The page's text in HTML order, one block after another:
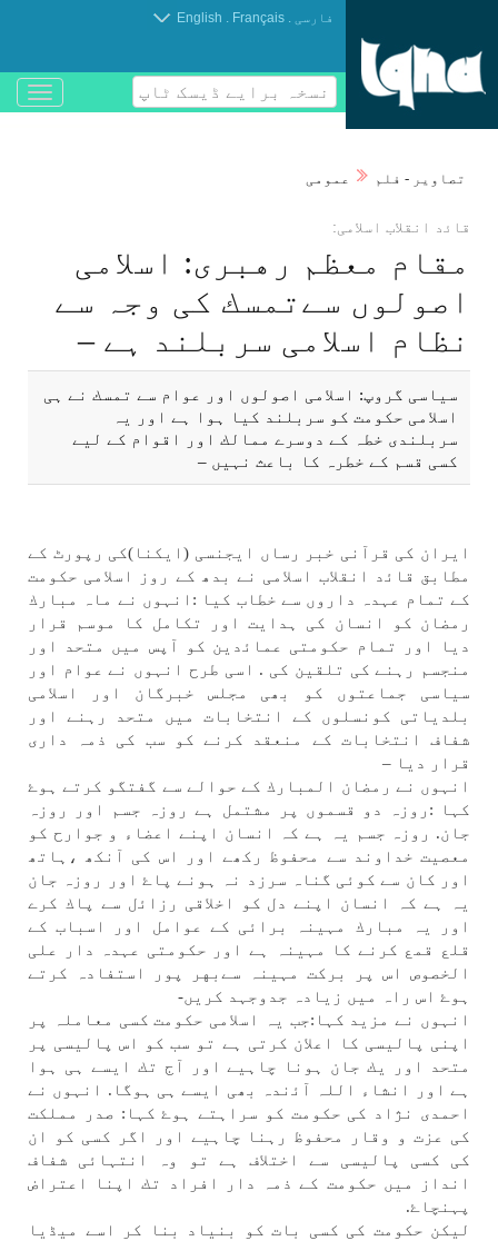
فارسی .
Français
.
English
نسخہ برایے ڈیسک ٹاپ
باز
و
تصاوير - فلم عمومی
قاﺋد انقلاب اسلامی:
مقام معظم رهبری: اسلامی
اصولوں سےتمسك كی وجہ سے
نظام اسلامی سربلند ہے –
سياسی گروپ: اسلامی اصولوں اور عوام سے تمسك نے ہی
اسلامی حكومت كو سربلند كيا ہوا ہے اور یہ
سربلندی خطہ كے دوسرے ممالك اور اقوام كے لیے
كسی قسم كے خطرہ كا باعث نہیں –
ايران كی قرآنی خبر رساں ايجنسی (ايكنا)كی رپورٹ كے
مطابق قاﺋد انقلاب اسلامی نے بدھ كے روز اسلامی حكومت
كے تمام عہدہ داروں سے خطاب كيا :انہوں نے ماہ مبارك
رمضان كو انسان كی ہدايت اور تكامل كا موسم قرار
ديا اور تمام حكومتی عماﺋدين كو آپس میں متحد اور
منجسم رہنے كی تلقين كی . اسی طرح انہوں نے عوام اور
سياسی جماعتوں كو بھی مجلس خبرگان اور اسلامی
بلدياتی كونسلوں كے انتخابات میں متحد رہنے اور
شفاف انتخابات كے منعقد كرنے كو سب كی ذمہ داری
قرار ديا –
انہوں نے رمضان المبارك كے حوالے سے گفتگو كرتے ہوۓ
كہا :روزہ دو قسموں پر مشتمل ہے روزہ جسم اور روزہ
جان. روزہ جسم یہ ہے كہ انسان اپنے اعضاء و جوارح كو
معصيت خداوند سے محفوظ ركھے اور اس كی آنكھ ،ہاتھ
اور كان سے كوئی گناہ سرزد نہ ہونے پاۓ اور روزہ جان
یہ ہے كہ انسان اپنے دل كو اخلاقی رزاﺋل سے پاك كرے
اور یہ مبارك مہينہ برائی كے عوامل اور اسباب كے
قلع قمع كرنے كا مہينہ ہے اور حكومتی عہدہ دار علی
الخصوص اس پر بركت مہينہ سےبهر پور استفادہ كرتے
ہوۓ اس راہ میں زيادہ جدوجہد كریں-
انہوں نے مزيد كہا:جب یہ اسلامی حكومت كسی معاملہ پر
اپنی پاليسی كا اعلان كرتی ہے تو سب كو اس پاليسی پر
متحد اور يك جان ہونا چاہیے اور آج تك ايسے ہی ہوا
ہے اور انشاء اللہ آﺋندہ بھی ايسے ہی ہوگا. انہوں نے
احمدی نژاد كی حكومت كو سراہتے ہوۓ كہا: صدر مملكت
كی عزت و وقار محفوظ رہنا چاہیے اور اگر كسی كو ان
كی كسی پاليسی سے اختلاف ہے تو وہ انتہائی شفاف
انداز میں حكومت كے ذمہ دار افراد تك اپنا اعتراض
پہنچاۓ.
ليكن حكومت كی كسی بات كو بنياد بنا كر اسے میڈيا